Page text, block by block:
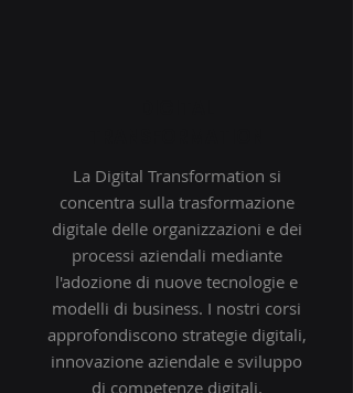
La Digital Transformation si
concentra sulla trasformazione
digitale delle organizzazioni e dei
processi aziendali mediante
l'adozione di nuove tecnologie e
modelli di business. I nostri corsi
approfondiscono strategie digitali,
innovazione aziendale e sviluppo
di competenze digitali.